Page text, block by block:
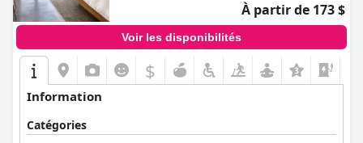
À partir de 173 $
Voir les disponibilités
$
Information
Catégories